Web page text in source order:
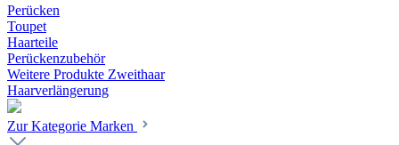
Perücken
Toupet
Haarteile
Perückenzubehör
Weitere Produkte Zweithaar
Haarverlängerung
Zur Kategorie Marken